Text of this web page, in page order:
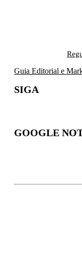
Guia Editorial e
SIGA
GOOGLE